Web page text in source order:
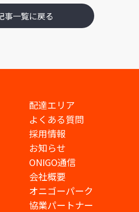
事一覧に戻る
配達エリア
よくある質問
採用情報
お知らせ
ONIGO通信
会社概要
オニゴーパーク
協業パートナー